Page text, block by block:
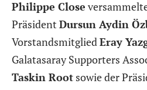
Philippe Close
Präsident Dursun Aydin
VorstandsmitgliedEray
Galatasaray Supporters
Taskin Root sowie der